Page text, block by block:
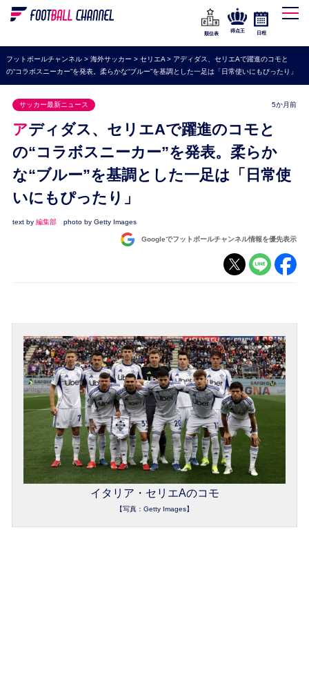
WEリーグ
海外サッカー
プレミアリーグ
ラ・リーガ
セリエA
ブンデスリーガ
UEFA
ナショナルチーム
高校サッカー
順位表
得点王 日程
フットボールチャンネル> 海外サッカー > セリエA> アディダス、セリエAで躍進のコモと
の“コラボスニーカー”を発表。柔らかな“ブルー”を基調とした一足は「日常使いにもぴったり」
サッカー最新ニュース 5か月前
アディダス、セリエAで躍進のコモと
の“コラボスニーカー”を発表。柔らか
な“ブルー”を基調とした一足は「日常使
いにもぴったり」
text by 編集部 photo by Getty Images
Googleでフットボールチャンネル情報を優先表示
イタリア・セリエAのコモ
【写真：Getty Images】